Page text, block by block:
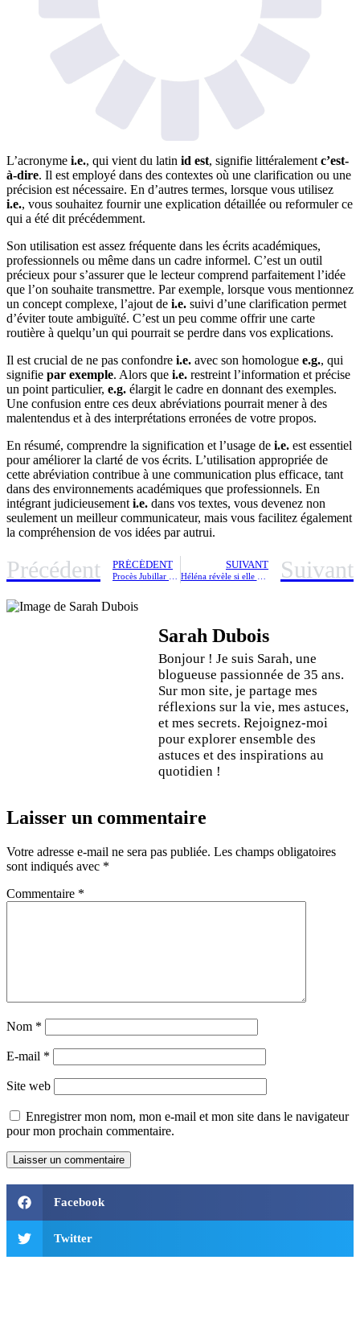
L’acronyme i.e., qui vient du latin id est, signifie littéralement c’est-
à-dire. Il est employé dans des contextes où une clarification ou une
précision est nécessaire. En d’autres termes, lorsque vous utilisez
i.e., vous souhaitez fournir une explication détaillée ou reformuler ce
qui a été dit précédemment.
Son utilisation est assez fréquente dans les écrits académiques,
professionnels ou même dans un cadre informel. C’est un outil
précieux pour s’assurer que le lecteur comprend parfaitement l’idée
que l’on souhaite transmettre. Par exemple, lorsque vous mentionnez
un concept complexe, l’ajout de i.e. suivi d’une clarification permet
d’éviter toute ambiguïté. C’est un peu comme offrir une carte
routière à quelqu’un qui pourrait se perdre dans vos explications.
Il est crucial de ne pas confondre i.e. avec son homologue e.g., qui
signifie par exemple. Alors que i.e. restreint l’information et précise
un point particulier, e.g. élargit le cadre en donnant des exemples.
Une confusion entre ces deux abréviations pourrait mener à des
malentendus et à des interprétations erronées de votre propos.
En résumé, comprendre la signification et l’usage de i.e. est essentiel
pour améliorer la clarté de vos écrits. L’utilisation appropriée de
cette abréviation contribue à une communication plus efficace, tant
dans des environnements académiques que professionnels. En
intégrant judicieusement i.e. dans vos textes, vous devenez non
seulement un meilleur communicateur, mais vous facilitez également
la compréhension de vos idées par autrui.
Précédent PRÉCÉDENT SUIVANT Suivant
Sarah Dubois
Bonjour ! Je suis Sarah, une
blogueuse passionnée de 35 ans.
Sur mon site, je partage mes
réflexions sur la vie, mes astuces,
et mes secrets. Rejoignez-moi
pour explorer ensemble des
astuces et des inspirations au
quotidien !
Laisser un commentaire
Votre adresse e-mail ne sera pas publiée. Les champs obligatoires
sont indiqués avec *
Commentaire *
Nom *
E-mail *
Site web
Enregistrer mon nom, mon e-mail et mon site dans le navigateur
pour mon prochain commentaire.
Facebook
Twitter